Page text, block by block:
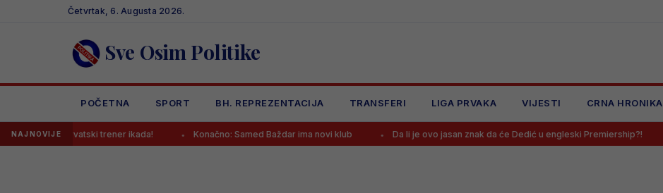
Četvrtak, 6. Augusta 2026.
Sve Osim Politike
POČETNA SPORT BH. REPREZENTACIJA TRANSFERI LIGA PRVAKA VIJESTI CRNA HRONIKA
NAJNOVIJEhrvatski trener ikada! Konačno: Samed Baždar ima novi klub Da li je ovo jasan znak da će Dedić u engleski Premiership?!